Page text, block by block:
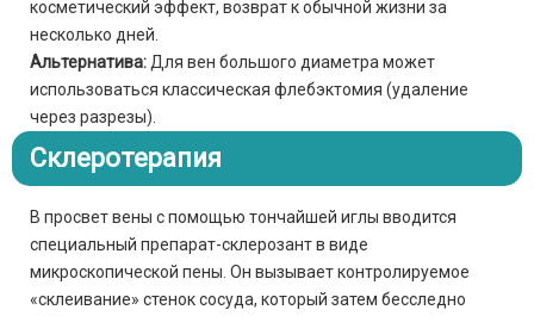
косметический эффект, возврат к обычной жизни за
несколько дней.
Альтернатива: Для вен большого диаметра может
использоваться классическая флебэктомия (удаление
через разрезы).
Склеротерапия
В просвет вены с помощью тончайшей иглы вводится
специальный препарат-склерозант в виде
микроскопической пены. Он вызывает контролируемое
«склеивание» стенок сосуда, который затем бесследно